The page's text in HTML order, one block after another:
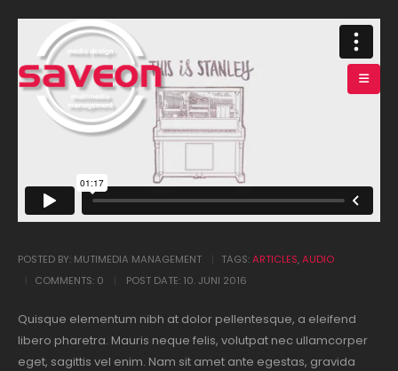
POSTED BY: MUTIMEDIA MANAGEMENT TAGS:ARTICLES,AUDIO
COMMENTS: 0 POST DATE: 10. JUNI 2016
Quisque elementum nibh at dolor pellentesque, a eleifend
libero pharetra. Mauris neque felis, volutpat nec ullamcorper
eget, sagittis vel enim. Nam sit amet ante egestas, gravida